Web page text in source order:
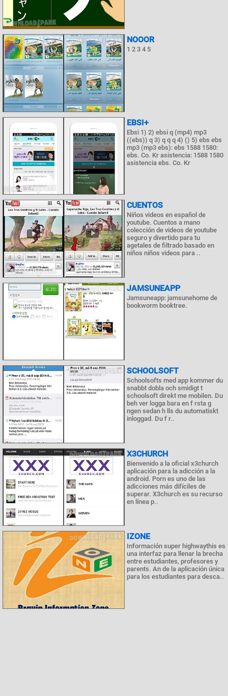
NOOOR
1 2 3 4 5
EBSI+
Ebsi 1) 2) ebsi q (mp4) mp3
((ebs)) q 3) q q q 4) () 5) ebs ebs
mp3 (mp3 ebs): ebs 1588 1580:
ebs. Co. Kr asistencia: 1588 1580
asistencia ebs. Co. Kr
CUENTOS
Niños videos en español de
youtube. Cuentos a mano
colección de videos de youtube
seguro y divertido para tu
agetales de filtrado basado en
niños niños videos para ..
JAMSUNEAPP
Jamsuneapp: jamsunehome de
bookworm booktree.
SCHOOLSOFT
Schoolsofts med app kommer du
snabbt dobla och smidigt t
schoolsoft direkt me mobilen. Du
beh ver logga bara en f rsta g
ngen sedan h lls du automatiskt
inloggad. Du f r..
X3CHURCH
Bienvenido a la oficial x3church
aplicación para la adicción a la
android. Porn es uno de las
adicciones más difíciles de
superar. X3church es su recurso
en línea p..
IZONE
Información super highwaythis es
una interfaz para llenar la brecha
entre estudiantes, profesores y
parents. An de la aplicación única
para los estudiantes para desca..